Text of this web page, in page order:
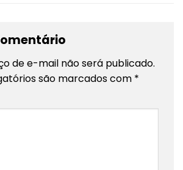
de e-mail não será publicado.
são marcados com *